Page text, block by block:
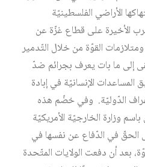
الأراضي الفلسطينيّة
الأخيرة على قطاع غزّة عن
ومتلازمات القوّة من خلال التّدمير
إلى ما بات يعرف بجرائم ضدّ
المساعدات الإنسانيّة في إبادة
الدّوليّة. وفي خضّم هذه
وزارة الخارجيّة الأمريكيّة
الحقّ في الدّفاع عن نفسها في
بعد أن دفعت الولايات المتّحدة